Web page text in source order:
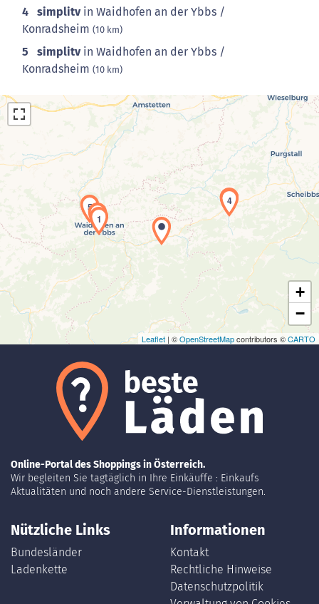
4 simplitvin Waidhofen an der Ybbs /
Konradsheim (10 km)
5 simplitvin Waidhofen an der Ybbs /
Konradsheim (10 km)
Laden der Karte...
1
2
3
4
5
+
−
Leaflet | ©OpenStreetMapcontributors ©CARTO
Online-Portal des Shoppings in Österreich.
Wir begleiten Sie tagtäglich in Ihre Einkäuffe : Einkaufs
Aktualitäten und noch andere Service-Dienstleistungen.
Nützliche Links
Bundesländer
Ladenkette
Informationen
Kontakt
Rechtliche Hinweise
Datenschutzpolitik